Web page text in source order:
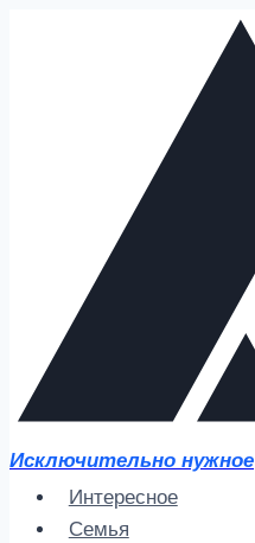
Исключительно нужное
Интересное
Семья